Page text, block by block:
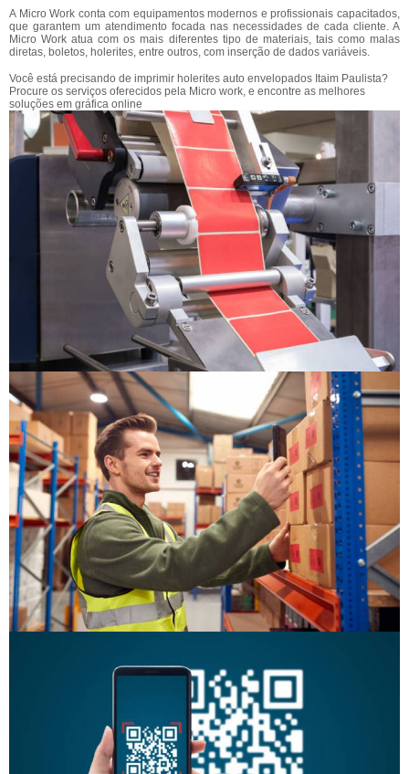
A Micro Work conta com equipamentos modernos e profissionais capacitados,
que garantem um atendimento focada nas necessidades de cada cliente. A
Micro Work atua com os mais diferentes tipo de materiais, tais como malas
diretas, boletos, holerites, entre outros, com inserção de dados variáveis.
Você está precisando de imprimir holerites auto envelopados Itaim Paulista?
Procure os serviços oferecidos pela Micro work, e encontre as melhores
soluções em gráfica online